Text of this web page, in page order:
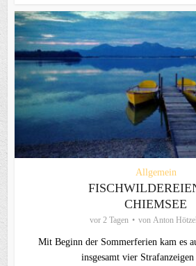
Allgemein
CHIEMSEE
vor 2 Tagen von Anton
Mit Beginn der Sommerferien kam es
insgesamt vier Strafanzeigen